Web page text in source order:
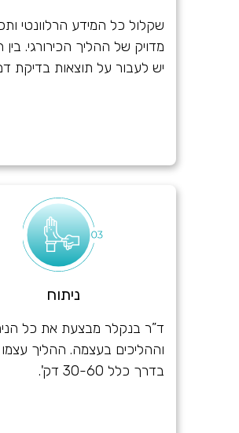
שקלול כל המידע הרלוונטי
מדויק של ההליך הכירורגי. בין
יש לעבור על תוצאות בדיקת
ניתוח
ד”ר בנקלר מבצעת את כל
וההליכים בעצמה. ההליך
בדרך כלל 30-60 דק'.